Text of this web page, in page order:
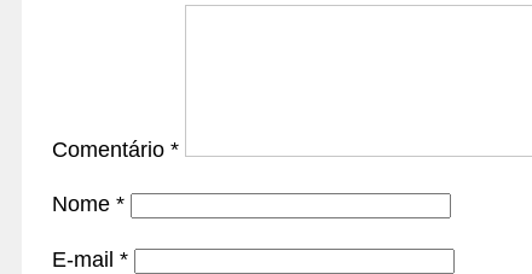
Comentário *
Nome *
E-mail *